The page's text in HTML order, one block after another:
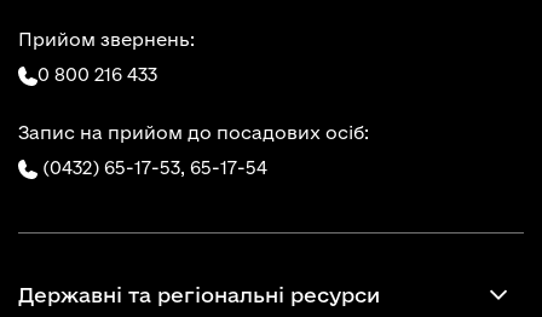
Прийом звернень:
0 800 216 433
Запис на прийом до посадових осіб:
(0432) 65-17-53, 65-17-54
Державні та регіональні ресурси